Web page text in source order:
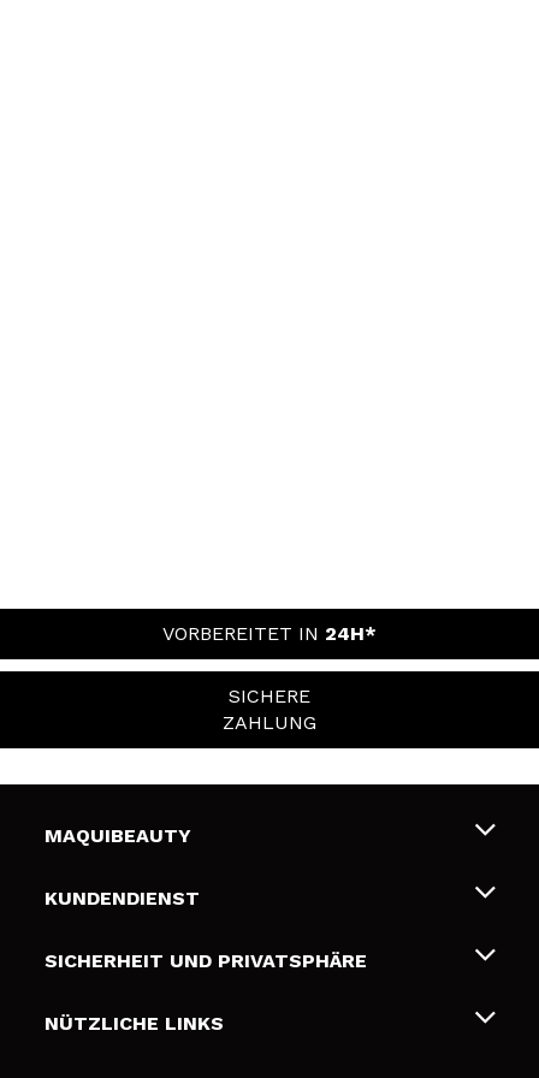
VORBEREITET IN 24H*
SICHERE
ZAHLUNG
MAQUIBEAUTY
Über uns
Geschenkkarten
KUNDENDIENST
Liefer- und Versandkosten
Zahlung
SICHERHEIT UND PRIVATSPHÄRE
Bedingungen und Datenschutz
NÜTZLICHE LINKS